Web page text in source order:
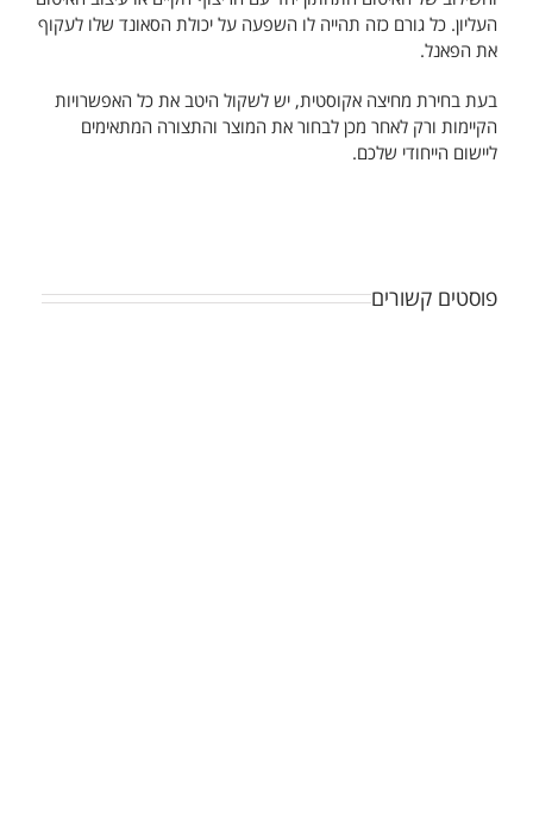
העליון. כל גורם כזה תהייה לו השפעה על יכולת הסאונד שלו לעקוף
את הפאנל.
בעת בחירת מחיצה אקוסטית, יש לשקול היטב את כל האפשרויות
הקיימות ורק לאחר מכן לבחור את המוצר והתצורה המתאימים
ליישום הייחודי שלכם.
פוסטים קשורים